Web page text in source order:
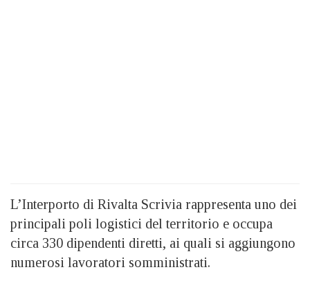
L’Interporto di Rivalta Scrivia rappresenta uno dei
principali poli logistici del territorio e occupa
circa 330 dipendenti diretti, ai quali si aggiungono
numerosi lavoratori somministrati.